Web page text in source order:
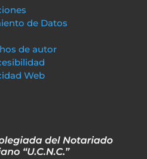
de Datos
de autor
Web